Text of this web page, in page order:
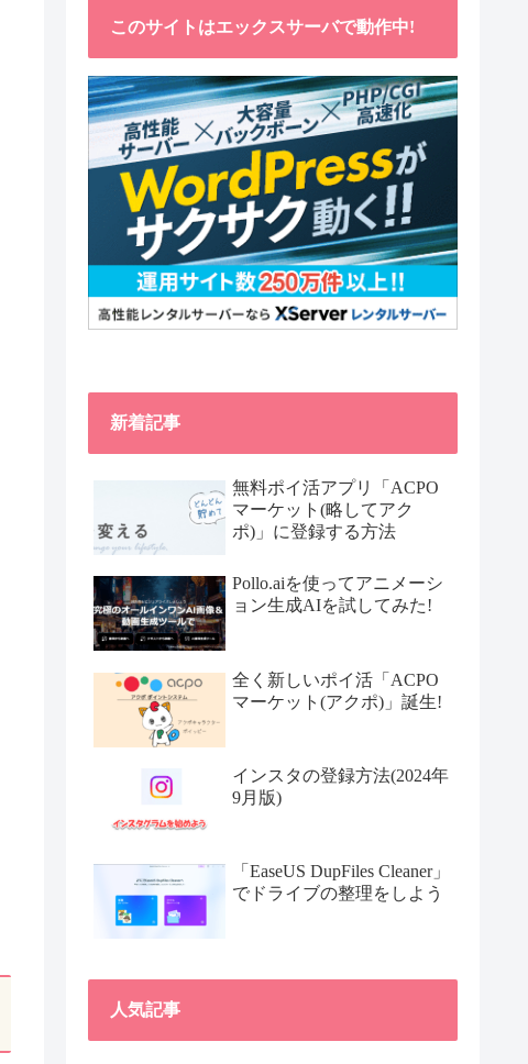
このサイトはエックスサーバで動作中!
新着記事
無料ポイ活アプリ「ACPO
マーケット(略してアク
ポ)」に登録する方法
Pollo.aiを使ってアニメーシ
ョン生成AIを試してみた!
全く新しいポイ活「ACPO
マーケット(アクポ)」誕生!
インスタの登録方法(2024年
9月版)
「EaseUS DupFiles Cleaner」
でドライブの整理をしよう
人気記事